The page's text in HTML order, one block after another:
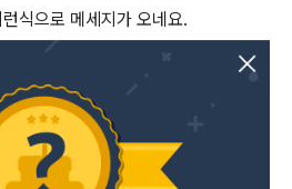
식으로 메세지가 오네요.